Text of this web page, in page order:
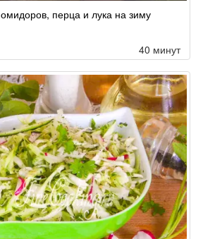
перца и лука на зиму
40 минут